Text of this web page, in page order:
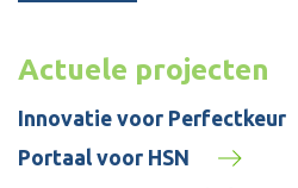
Actuele projecten
Innovatie voor Perfectkeur
Portaal voor HSN